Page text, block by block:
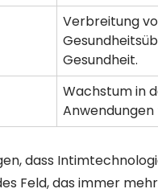
Verbreitung
Gesundheit.
Wachstum in
Anwendungen
dass
Feld, das immer